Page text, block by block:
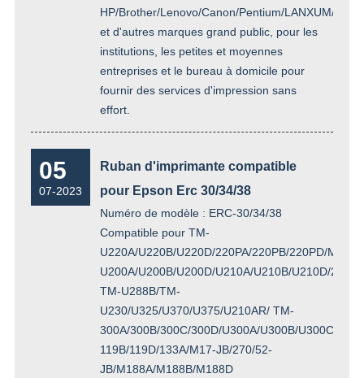
HP/Brother/Lenovo/Canon/Pentium/LANXUM/
et d'autres marques grand public, pour les
institutions, les petites et moyennes
entreprises et le bureau à domicile pour
fournir des services d'impression sans
effort.
05
07-2023
Ruban d'imprimante compatible
pour Epson Erc 30/34/38
Numéro de modèle : ERC-30/34/38
Compatible pour TM-
U220A/U220B/U220D/220PA/220PB/220PD/M-
U200A/U200B/U200D/U210A/U210B/U210D/
TM-U288B/TM-
U230/U325/U370/U375/U210AR/ TM-
300A/300B/300C/300D/U300A/U300B/U300C/
119B/119D/133A/M17-JB/270/52-
JB/M188A/M188B/M188D